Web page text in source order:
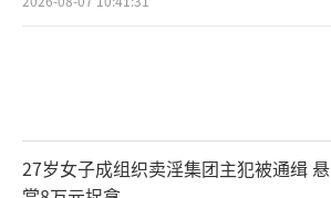
27岁女子成组织卖淫集团主犯被通缉 悬